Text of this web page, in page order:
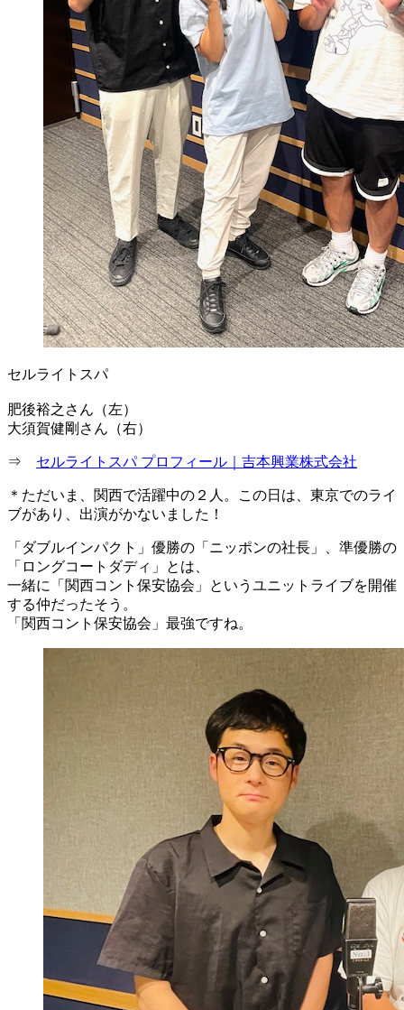
セルライトスパ
肥後裕之さん（左）
大須賀健剛さん（右）
⇒ セルライトスパ プロフィール｜吉本興業株式会社
＊ただいま、関西で活躍中の２人。この日は、東京でのライ
ブがあり、出演がかないました！
「ダブルインパクト」優勝の「ニッポンの社長」、準優勝の
「ロングコートダディ」とは、
一緒に「関西コント保安協会」というユニットライブを開催
する仲だったそう。
「関西コント保安協会」最強ですね。